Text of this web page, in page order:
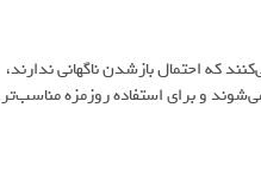
که احتمال بازشدن ناگهانی ندارند،
و برای استفاده روزمزه مناسب‌تر